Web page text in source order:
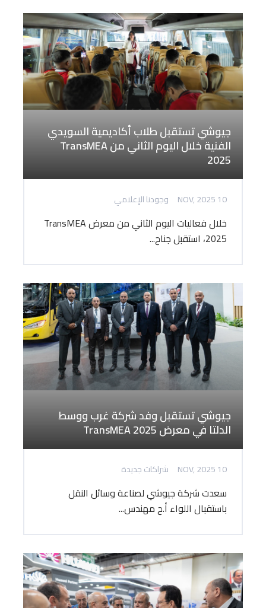
جيوشي تستقبل طلاب أكاديمية السويدي
الفنية خلال اليوم الثاني من TransMEA
2025
10 NOV, 2025 وجودنا الإعلامي
خلال فعاليات اليوم الثاني من معرض TransMEA
2025، استقبل جناح...
جيوشي تستقبل وفد شركة غرب ووسط
الدلتا في معرض TransMEA 2025
10 NOV, 2025 شراكات جديدة
سعدت شركة جيوشي لصناعة وسائل النقل
باستقبال اللواء أ.ح مهندس...